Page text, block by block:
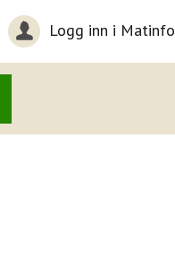
Logg inn i Matinfo